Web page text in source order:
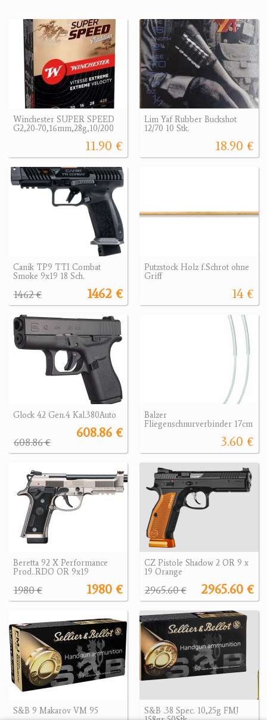
Winchester SUPER SPEED
G2,20-70,16mm,28g,10/200
11.90 €
Lim Yaf Rubber Buckshot
12/70 10 Stk.
18.90 €
Canik TP9 TTI Combat
Smoke 9x19 18 Sch.
1462 €
1462 €
Putzstock Holz f.Schrot ohne
Griff
14 €
Glock 42 Gen.4 Kal.380Auto
608.86 €
608.86 €
Balzer
Fliegenschnurverbinder 17cm
3.60 €
Beretta 92 X Performance
Prod..RDO OR 9x19
1980 €
1980 €
CZ Pistole Shadow 2 OR 9 x
19 Orange
2965.60 €
2965.60 €
S&B 9 Makarov VM 95
S&B .38 Spec. 10,25g FMJ